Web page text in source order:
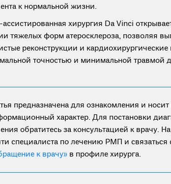
к нормальной жизни.
хирургия Da Vinci
тяжелых форм атеросклероза, позволяя
реконструкции и кардиохирургические
точностью и минимальной травмой
предназначена для ознакомления и
характер. Для постановки
обратитесь за консультацией к врачу.
специалиста по лечению РМП и
к врачу» в профиле хирурга.